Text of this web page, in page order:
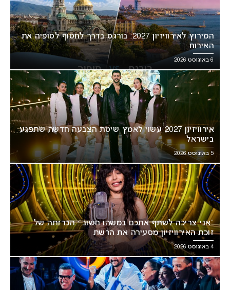
המירוץ לאירוויזיון 2027: בורגס בדרך לחטוף לסופיה את
האירוח
6 באוגוסט 2026
אירוויזיון 2027 עשוי לאמץ שיטת הצבעה חדשה שתפגע
בישראל
5 באוגוסט 2026
“אני צריכה לשתף אתכם במשהו חשוב”: הכרזתה של
זוכת האירוויזיון מסעירה את הרשת
4 באוגוסט 2026